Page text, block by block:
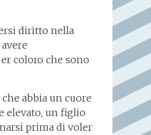
diritto nella
coloro che sono
abbia un cuore
elevato, un figlio
prima di voler